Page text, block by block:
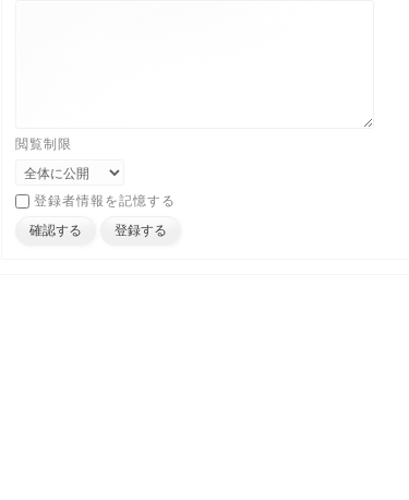
閲覧制限
登録者情報を記憶する